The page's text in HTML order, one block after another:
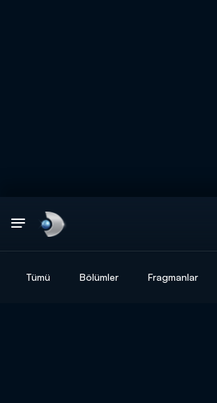
Tümü Bölümler Fragmanlar